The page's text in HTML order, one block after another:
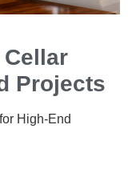
Projects
High-End